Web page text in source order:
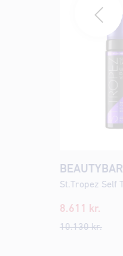
BEAUTYBAR
8.611 kr.
10.130kr.